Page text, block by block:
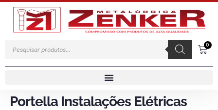
0
Portella Instalações Elétricas